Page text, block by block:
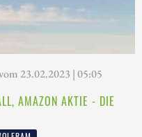
23.02.2023 | 05:05
AMAZON AKTIE - DIE